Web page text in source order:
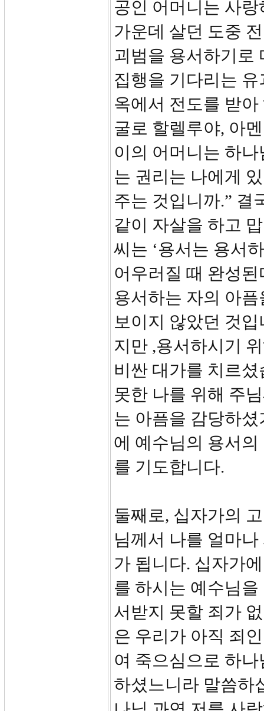
공인 어머니는 사
가운데 살던 도중
괴범을 용서하기로
집행을 기다리는
옥에서 전도를 받
굴로 할렐루야, 아
이의 어머니는 하
는 권리는 나에게
주는 것입니까.” 결
같이 자살을 하고
씨는 ‘용서는 용서
어우러질 때 완성
용서하는 자의 아
보이지 않았던 것
지만 ,용서하시기
비싼 대가를 치르
못한 나를 위해 주
는 아픔을 감당하
에 예수님의 용서
를 기도합니다.
둘째로, 십자가의
님께서 나를 얼마
가 됩니다. 십자가
를 하시는 예수님
서받지 못할 죄가
은 우리가 아직 죄
여 죽으심으로 하
하셨느니라 말씀하